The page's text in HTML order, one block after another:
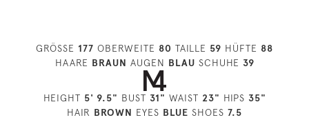
GRÖSSE 177 OBERWEITE 80 TAILLE 59 HÜFTE 88
HAARE BRAUN AUGEN BLAU SCHUHE 39
HEIGHT 5' 9.5" BUST 31" WAIST 23" HIPS 35"
HAIR BROWN EYES BLUE SHOES 7.5